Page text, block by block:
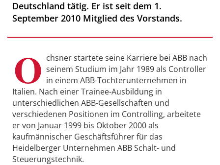
Deutschland tätig. Er ist seit dem 1.
September 2010 Mitglied des Vorstands.
O chsner startete seine Karriere bei ABB nach
seinem Studium im Jahr 1989 als Controller
in einem ABB-Tochterunternehmen in
Italien. Nach einer Trainee-Ausbildung in
unterschiedlichen ABB-Gesellschaften und
verschiedenen Positionen im Controlling, arbeitete
er von Januar 1999 bis Oktober 2000 als
kaufmännischer Geschäftsführer für das
Heidelberger Unternehmen ABB Schalt- und
Steuerungstechnik.